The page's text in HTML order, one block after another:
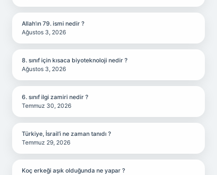
Allah’ın 79. ismi nedir ?
Ağustos 3, 2026
8. sınıf için kısaca biyoteknoloji nedir ?
Ağustos 3, 2026
6. sınıf ilgi zamiri nedir ?
Temmuz 30, 2026
Türkiye, İsrail’i ne zaman tanıdı ?
Temmuz 29, 2026
Koç erkeği aşık olduğunda ne yapar ?